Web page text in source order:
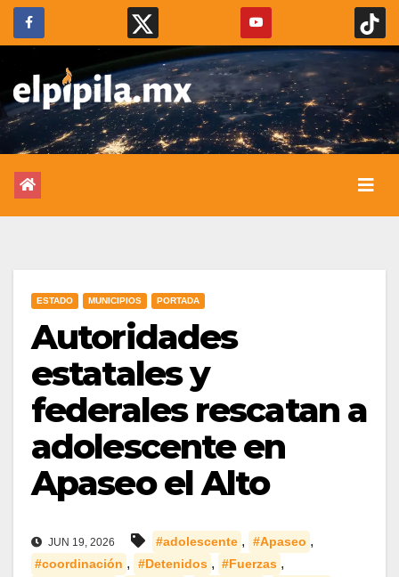
ESTADO MUNICIPIOS PORTADA
Autoridades
estatales y
federales rescatan a
adolescente en
Apaseo el Alto
JUN 19, 2026 #adolescente , #Apaseo ,
#coordinación , #Detenidos , #Fuerzas ,